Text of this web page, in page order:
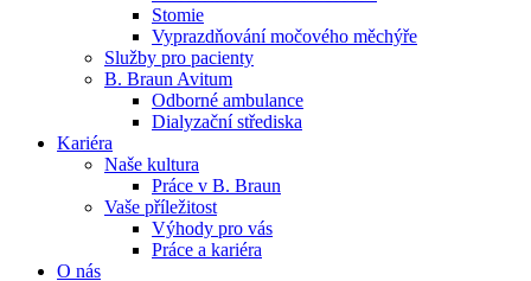
Stomie
Vyprazdňování močového měchýře
Služby pro pacienty
B. Braun Avitum
Odborné ambulance
Dialyzační střediska
Kariéra
Naše kultura
Práce v B. Braun
Vaše příležitost​
Výhody pro vás
Práce a kariéra
O nás